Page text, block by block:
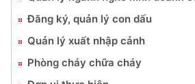
Đăng ký, quản lý con dấu
Quản lý xuất nhập cảnh
Phòng cháy chữa cháy